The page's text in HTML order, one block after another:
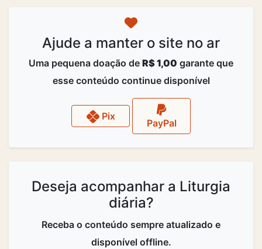
Ajude a manter o site no ar
Uma pequena doação de R$ 1,00 garante que
esse conteúdo continue disponível
Pix
PayPal
Deseja acompanhar a Liturgia
diária?
Receba o conteúdo sempre atualizado e
disponível offline.